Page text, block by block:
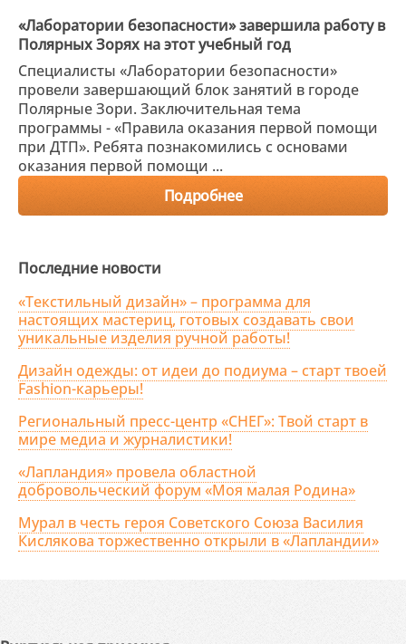
«Лаборатории безопасности» завершила работу в
Полярных Зорях на этот учебный год
Специалисты «Лаборатории безопасности»
провели завершающий блок занятий в городе
Полярные Зори. Заключительная тема
программы - «Правила оказания первой помощи
при ДТП». Ребята познакомились с основами
оказания первой помощи ...
Подробнее
Последние новости
«Текстильный дизайн» – программа для
настоящих мастериц, готовых создавать свои
уникальные изделия ручной работы!
Дизайн одежды: от идеи до подиума – старт твоей
Fashion-карьеры!
Региональный пресс-центр «СНЕГ»: Твой старт в
мире медиа и журналистики!
«Лапландия» провела областной
добровольческий форум «Моя малая Родина»
Мурал в честь героя Советского Союза Василия
Кислякова торжественно открыли в «Лапландии»